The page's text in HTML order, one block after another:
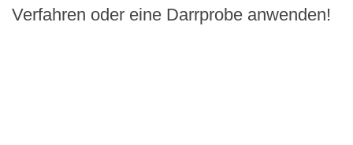
Verfahren oder eine Darrprobe anwenden!